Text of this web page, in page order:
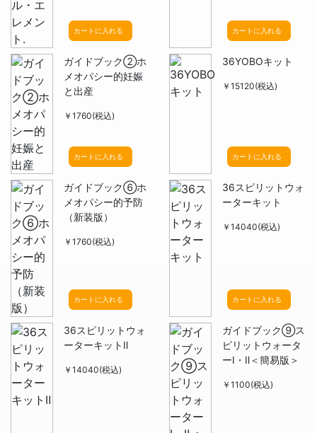
カートに入れる カートに入れる
ガイドブック②ホ
メオパシー的妊娠
と出産
￥1760(税込)
カートに入れる
36YOBOキット
￥15120(税込)
カートに入れる
ガイドブック⑥ホ
メオパシー的予防
（新装版）
￥1760(税込)
カートに入れる
36スピリットウォ
ーターキット
￥14040(税込)
カートに入れる
36スピリットウォ
ーターキットⅡ
￥14040(税込)
ガイドブック⑨ス
ピリットウォータ
ーⅠ・Ⅱ＜簡易版＞
￥1100(税込)